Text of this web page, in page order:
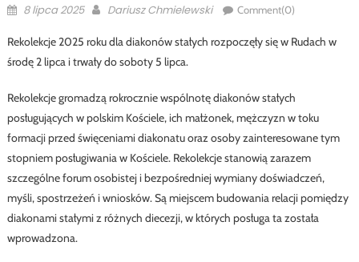
Posted
8 lipca 2025 Author
Dariusz Chmielewski Comment(0)
Rekolekcje 2025 roku dla diakonów stałych rozpoczęły się w Rudach w
środę 2 lipca i trwały do soboty 5 lipca.
Rekolekcje gromadzą rokrocznie wspólnotę diakonów stałych
posługujących w polskim Kościele, ich małżonek, mężczyzn w toku
formacji przed święceniami diakonatu oraz osoby zainteresowane tym
stopniem posługiwania w Kościele. Rekolekcje stanowią zarazem
szczególne forum osobistej i bezpośredniej wymiany doświadczeń,
myśli, spostrzeżeń i wniosków. Są miejscem budowania relacji pomiędzy
diakonami stałymi z różnych diecezji, w których posługa ta została
wprowadzona.